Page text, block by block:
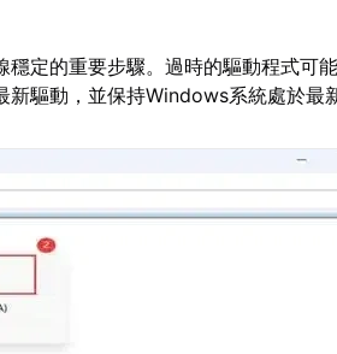
定的重要步驟。過時的驅動程式可
新驅動，並保持Windows系統處於最